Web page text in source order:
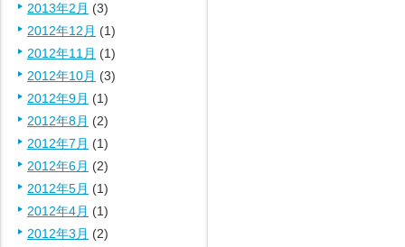
2013年2月 (3)
2012年12月 (1)
2012年11月 (1)
2012年10月 (3)
2012年9月 (1)
2012年8月 (2)
2012年7月 (1)
2012年6月 (2)
2012年5月 (1)
2012年4月 (1)
2012年3月 (2)